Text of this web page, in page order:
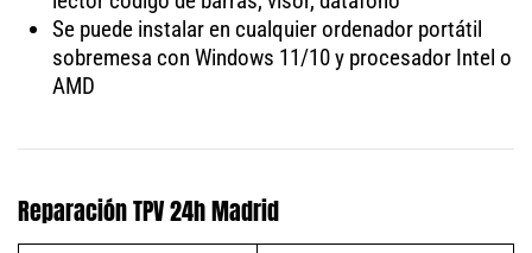
Se puede instalar en cualquier ordenador portátil
sobremesa con Windows 11/10 y procesador Intel o
AMD
Reparación TPV 24h Madrid